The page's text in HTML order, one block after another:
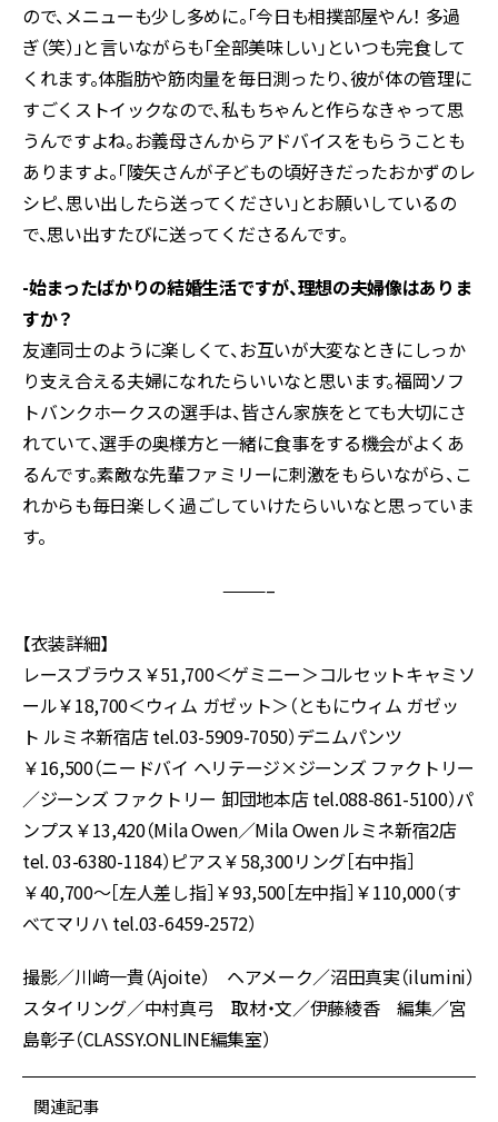
ので、メニューも少し多めに。「今日も相撲部屋やん！ 多過
ぎ（笑）」と言いながらも「全部美味しい」といつも完食して
くれます。体脂肪や筋肉量を毎日測ったり、彼が体の管理に
すごくストイックなので、私もちゃんと作らなきゃって思
うんですよね。お義母さんからアドバイスをもらうことも
ありますよ。「陵矢さんが子どもの頃好きだったおかずのレ
シピ、思い出したら送ってください」とお願いしているの
で、思い出すたびに送ってくださるんです。
-始まったばかりの結婚生活ですが、理想の夫婦像はありま
すか？
友達同士のように楽しくて、お互いが大変なときにしっか
り支え合える夫婦になれたらいいなと思います。福岡ソフ
トバンクホークスの選手は、皆さん家族をとても大切にさ
れていて、選手の奥様方と一緒に食事をする機会がよくあ
るんです。素敵な先輩ファミリーに刺激をもらいながら、こ
れからも毎日楽しく過ごしていけたらいいなと思っていま
す。
———–
【衣装詳細】
レースブラウス￥51,700＜ゲミニー＞コルセットキャミソ
ール￥18,700＜ウィム ガゼット＞（ともにウィム ガゼッ
ト ルミネ新宿店 tel.03-5909-7050）デニムパンツ
￥16,500（ニードバイ ヘリテージ×ジーンズ ファクトリー
／ジーンズ ファクトリー 卸団地本店 tel.088-861-5100）パ
ンプス￥13,420（Mila Owen／Mila Owen ルミネ新宿2店
tel. 03-6380-1184）ピアス￥58,300リング［右中指］
￥40,700～［左人差し指］￥93,500［左中指］￥110,000（す
べてマリハ tel.03-6459-2572）
撮影／川﨑一貴（Ajoite） ヘアメーク／沼田真実（ilumini）
スタイリング／中村真弓 取材・文／伊藤綾香 編集／宮
島彰子（CLASSY.ONLINE編集室）
関連記事